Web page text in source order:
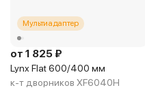
Мультиадаптер
от 1 825 ₽
Lynx Flat 600/400 мм
к-т дворников XF6040H